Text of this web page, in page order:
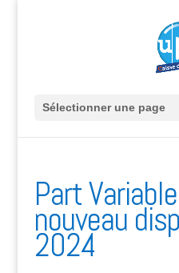
Sélectionner une page
Part
nouveau
2024